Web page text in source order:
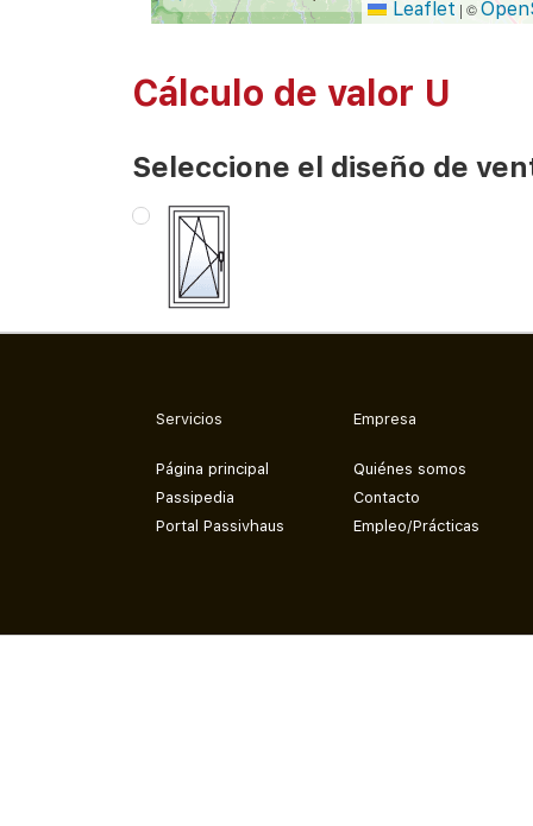
Leaflet | ©
Cálculo de valor U
Seleccione el diseño de
Servicios
Página principal
Passipedia
Portal Passivhaus
Empresa
Quiénes somos
Contacto
Empleo/Prácticas